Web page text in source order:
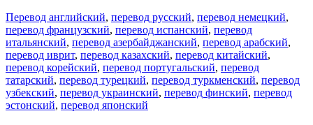
Перевод английский, перевод русский, перевод немецкий,
перевод французский, перевод испанский, перевод
итальянский, перевод азербайджанский, перевод арабский,
перевод иврит, перевод казахский, перевод китайский,
перевод корейский, перевод португальский, перевод
татарский, перевод турецкий, перевод туркменский, перевод
узбекский, перевод украинский, перевод финский, перевод
эстонский, перевод японский